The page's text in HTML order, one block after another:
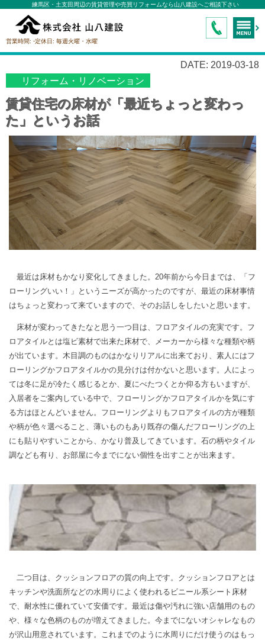
練馬区・土支田周辺の賃貸管理や売買リフォームなら山八建設へご相談下さい
営業時間: -定休日: 毎週火曜・水曜
DATE: 2019-03-18
リフォーム・リノベーション
賃貸住宅の床材が「最近ちょっと変わっ
た」というお話
最近は床材もかなり変化してきました。20年前から今日までは、「フ
ローリングいい！」というニーズが高かったのですが、最近の床材事情
はちょっと変わって来ていますので、そのお話しをしたいと思います。
床材が変わってきたなと思う一つ目は、フロアタイルの充実です。フ
ロアタイルとは塩ビ素材で出来た床材で、メーカーから様々な種類や柄
が出ています。木目調のものはかなりリアルに出来ており、素人にはフ
ローリングかフロアタイルかの見分けは付かないと思います。人によっ
ては冬に足が冷たく感じるとか、夏にべたつくとか仰る方もいますが、
入居者をご案内している中で、フローリングかフロアタイルかを気にす
る方はほとんどいません。フローリングよりもフロアタイルの方が種類
や柄が色々選べること、薄いものもあり既存の傷んだフローリングの上
にも貼りやすいことから、かなり普及してきています。石の柄やタイル
調なども有り、お部屋に今までにない個性を出すことが出来ます。
二つ目は、クッションフロアの質の向上です。クッションフロアとは
キッチンや洗面所などの水周りによく使われるビニール系シート床材
で、耐水性に優れていて安価です。最近は傷や汚れに強い店舗用のもの
や、様々な色柄のものが増えてきました。今までにないオシャレなもの
が沢山用意されています。これまでのように水周りにだけ使うのはもっ